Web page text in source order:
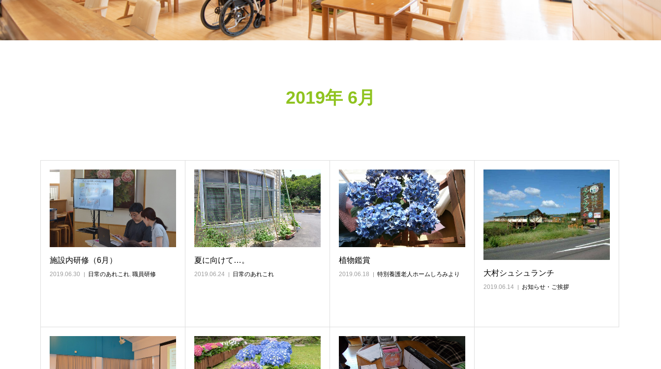
2019年 6月
施設内研修（6月）
2019.06.30 日常のあれこれ, 職員研修
夏に向けて…。
2019.06.24 日常のあれこれ
植物鑑賞
2019.06.18 特別養護老人ホームしろみより 大村シュシュランチ
2019.06.14 お知らせ・ご挨拶